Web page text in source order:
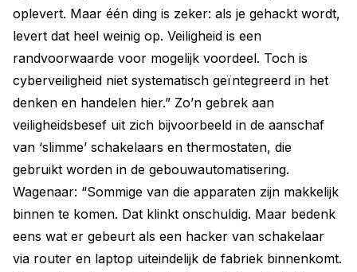
oplevert. Maar één ding is zeker: als je gehackt wordt,
levert dat heel weinig op. Veiligheid is een
randvoorwaarde voor mogelijk voordeel. Toch is
cyberveiligheid niet systematisch geïntegreerd in het
denken en handelen hier.” Zo’n gebrek aan
veiligheidsbesef uit zich bijvoorbeeld in de aanschaf
van ‘slimme’ schakelaars en thermostaten, die
gebruikt worden in de gebouwautomatisering.
Wagenaar: “Sommige van die apparaten zijn makkelijk
binnen te komen. Dat klinkt onschuldig. Maar bedenk
eens wat er gebeurt als een hacker van schakelaar
via router en laptop uiteindelijk de fabriek binnenkomt.